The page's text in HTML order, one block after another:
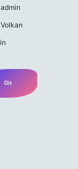
admin
Volkan